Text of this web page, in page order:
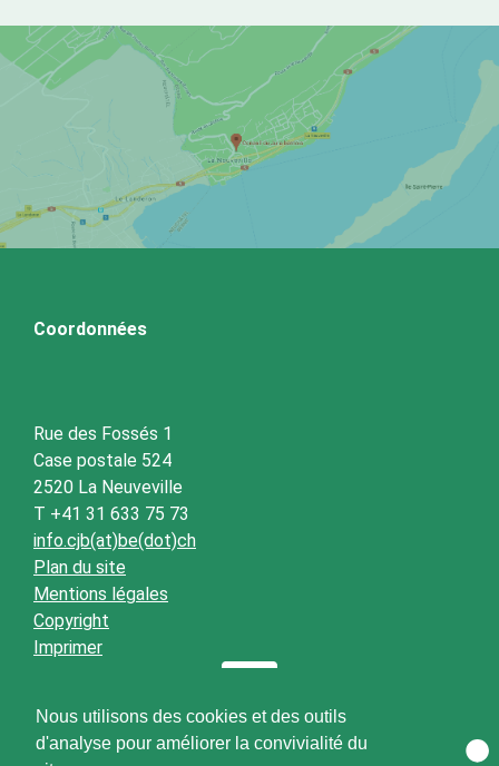
Nous utilisons des cookies et des outils
d'analyse pour améliorer la convivialité du
Coordonnées
Rue des Fossés 1
Case postale 524
2520 La Neuveville
T +41 31 633 75 73
info.cjb(at)be(dot)ch
Plan du site
Mentions légales
Copyright
Imprimer